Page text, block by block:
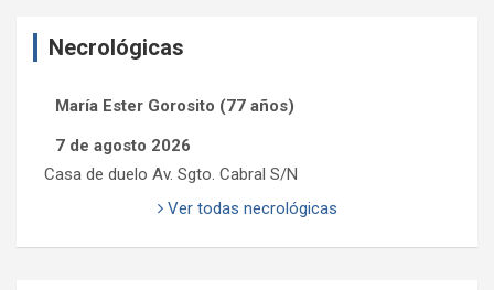
Necrológicas
María Ester Gorosito (77 años)
7 de agosto 2026
Casa de duelo Av. Sgto. Cabral S/N
Ver todas necrológicas